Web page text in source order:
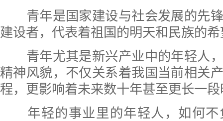
青年是国家建设与社会发展的先锋
建设者，代表着祖国的明天和民族的
青年尤其是新兴产业中的年轻人，
精神风貌，不仅关系着我国当前相关
程，更影响着未来数十年甚至更长一
年轻的事业里的年轻人，如何不